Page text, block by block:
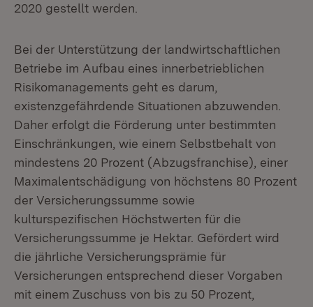
2020 gestellt werden.
Bei der Unterstützung der landwirtschaftlichen
Betriebe im Aufbau eines innerbetrieblichen
Risikomanagements geht es darum,
existenzgefährdende Situationen abzuwenden.
Daher erfolgt die Förderung unter bestimmten
Einschränkungen, wie einem Selbstbehalt von
mindestens 20 Prozent (Abzugsfranchise), einer
Maximalentschädigung von höchstens 80 Prozent
der Versicherungssumme sowie
kulturspezifischen Höchstwerten für die
Versicherungssumme je Hektar. Gefördert wird
die jährliche Versicherungsprämie für
Versicherungen entsprechend dieser Vorgaben
mit einem Zuschuss von bis zu 50 Prozent,